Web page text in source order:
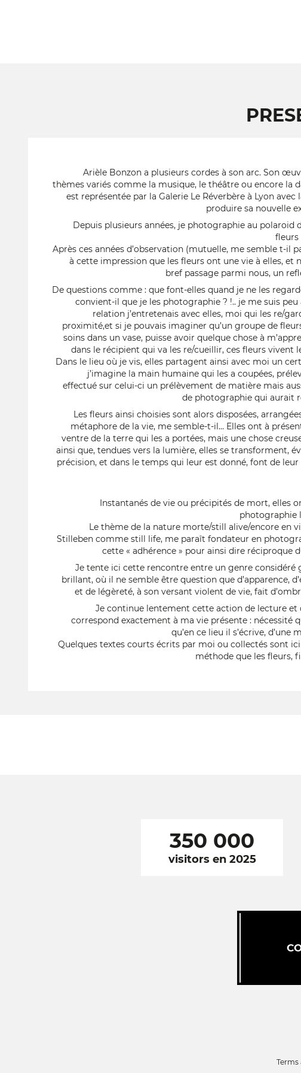
Arièle Bonzon a plusieurs cordes à son arc. Son
thèmes variés comme la musique, le théâtre ou encore la
est représentée par la Galerie Le Réverbère à Lyon
produire sa nouvelle
Depuis plusieurs années, je photographie au polaroid
fleurs
Après ces années d’observation (mutuelle, me semble t-il
à cette impression que les fleurs ont une vie à elles, et
bref passage parmi nous, un
De questions comme : que font-elles quand je ne les
convient-il que je les photographie ? !.. je me suis
relation j’entretenais avec elles, moi qui les re/
proximité,et si je pouvais imaginer qu’un groupe de
soins dans un vase, puisse avoir quelque chose à
dans le récipient qui va les re/cueillir, ces fleurs vivent
Dans le lieu où je vis, elles partagent ainsi avec moi un
j’imagine la main humaine qui les a coupées,
effectué sur celui-ci un prélèvement de matière mais
de photographie qui aurait
Les fleurs ainsi choisies sont alors disposées,
métaphore de la vie, me semble-t-il… Elles ont à
ventre de la terre qui les a portées, mais une chose
ainsi que, tendues vers la lumière, elles se transforment,
précision, et dans le temps qui leur est donné, font de
Instantanés de vie ou précipités de mort, elles
photographie
Le thème de la nature morte/still alive/encore en
Stilleben comme still life, me paraît fondateur en
cette « adhérence » pour ainsi dire réciproque
Je tente ici cette rencontre entre un genre considéré
brillant, où il ne semble être question que d’apparence,
et de légèreté, à son versant violent de vie, fait
Je continue lentement cette action de lecture et
correspond exactement à ma vie présente : nécessité
qu’en ce lieu il s’écrive, d’une
Quelques textes courts écrits par moi ou collectés sont
méthode que les fleurs,
350 000
visitors en 2025